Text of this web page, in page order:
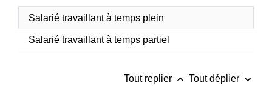
Salarié travaillant à temps plein
Salarié travaillant à temps partiel
Tout replier keyboard_arrow_up Tout déplier keyboard_arrow_down